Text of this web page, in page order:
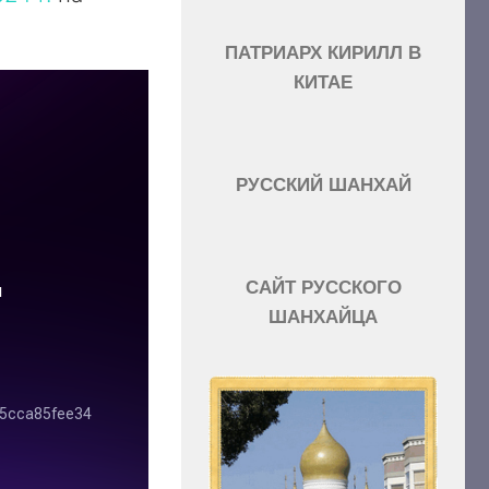
ПАТРИАРХ КИРИЛЛ В
КИТАЕ
РУССКИЙ ШАНХАЙ
САЙТ РУССКОГО
ШАНХАЙЦА